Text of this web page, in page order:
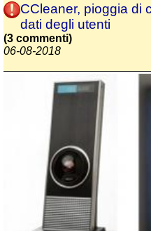
CCleaner, pioggia di
dati degli utenti
(3 commenti)
06-08-2018